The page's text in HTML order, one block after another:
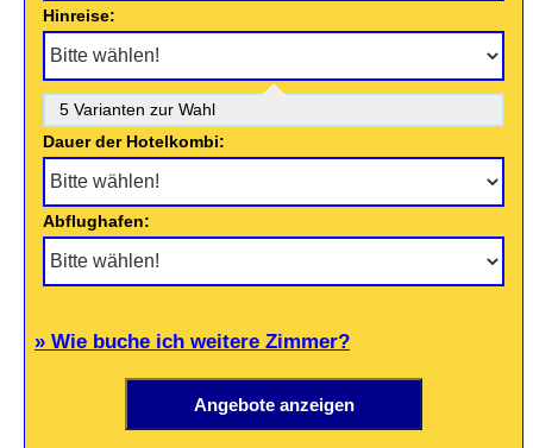
Hinreise:
5 Varianten zur Wahl
Dauer der Hotelkombi:
Abflughafen:
» Wie buche ich weitere Zimmer?